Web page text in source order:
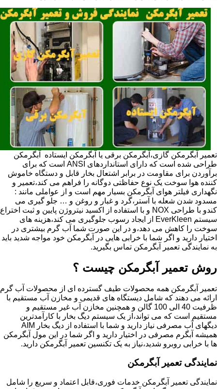
تعمیر آبگرمکن گازی،آبگرمکن برقی یا آبگرمکن ایستاده ​ آبگرمکن
طراحی شده است که دارای استانداردهای ANSI است که برای
برآوردن برای مقاومت در برابر اشتعال بخار قابل و دستگاه خاموش
کننده هوا سوخت یک نوع حفاظتی دوگانه را فراهم می کند،تعمیر و
نگهداری فیلتر هوای آبگرمکن بسیار مهم است و از عواملی مانند :
مسدود شدن شعله با آستر،گرد و غبار و روغن و … جلو گیری می
کندو با طراحی NOX و با استفاده از اکسید نیتروژن پایین و ثبت اختراع
سیستم EverKleen از ایجاد رسوب جلوگیری می کند،هزینه های
سوخت را کاهش می دهد،و در این صورت شما آب گرم بیشتری در
اختیار دارید و اگر شما با خرابی هایی در آبگرمکن خود مواجه شدید باید
به نمایندگی تعمیر آبگرمکن تماس بگیرید.
روش تعمیر آبگرمکن چیست ؟
تعمیر آبگرمکن همه محصولات طیف گسترده ای از محصولات آب گرم
ارائه می دهند که شامل دیستگاه های قدیمی و مخازن آب مستقیم با
ظرفیت 40 الی 100 گالن و همچنین مخازن آب غیر مستقیم و
مستقیم است که می تواند،از یک سیستم دیگ بخار با کارآمدترین
دیگهای آب مصرفی نیاز دارید و شما با استفاده از دیگ بخار AIM
همیشه آبگرم مصرفی در اختیار دارید و اگر شما در این مول آبگرمکن
ها با خرابی روبرو شدید،نیاز به یک تکنسین تعمیر آبگرمکن دارید.
نمایندگی تعمیر آبگرمکن
نمایندگی تعمیر آبگرمکن خدمات فوری،قابل اعتماد و سریع را شامل